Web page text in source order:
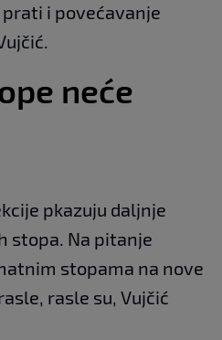
i povećavanje
neće
pkazuju daljnje
stopa. Na pitanje
stopama na nove
rasle su, Vujčić